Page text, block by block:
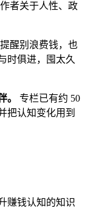
者关于人性、政
醒别浪费钱，也
时俱进，囤太久
。
专栏已有约 50
把认知变化用到
赚钱认知的知识